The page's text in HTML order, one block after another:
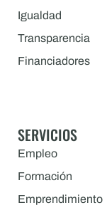
Igualdad
Transparencia
Financiadores
SERVICIOS
Empleo
Formación
Emprendimiento